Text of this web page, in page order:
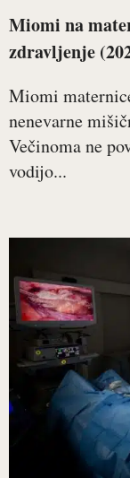
Miomi na
zdravljenje
Miomi
nenevarne
Večinoma ne
vodijo...